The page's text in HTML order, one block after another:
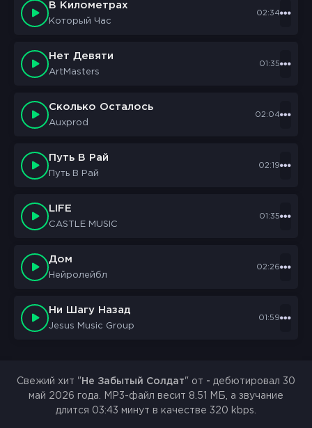
В Километрах
Который Час
02:34
Нет Девяти
ArtMasters
01:35
Сколько Осталось
Auxprod
02:04
Путь В Рай
Путь В Рай
02:19
LIFE
CASTLE MUSIC
01:35
Дом
Нейролейбл
02:26
Ни Шагу Назад
Jesus Music Group
01:59
Свежий хит " Не Забытый Солдат" от - дебютировал 30
май 2026 года. MP3-файл весит 8.51 МБ, а звучание
длится 03:43 минут в качестве 320 kbps.